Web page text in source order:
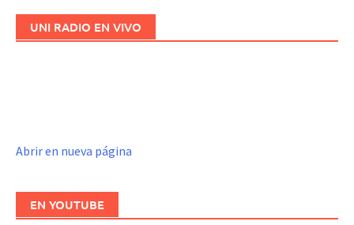
UNI RADIO EN VIVO
Abrir en nueva página
EN YOUTUBE